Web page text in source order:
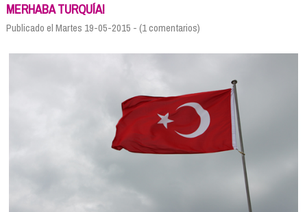
Info viajeros
MERHABA TURQUÍA!
Publicado el Martes 19-05-2015 - (1 comentarios)